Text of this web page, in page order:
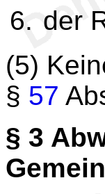
der
(5)
§ 57
§ 3